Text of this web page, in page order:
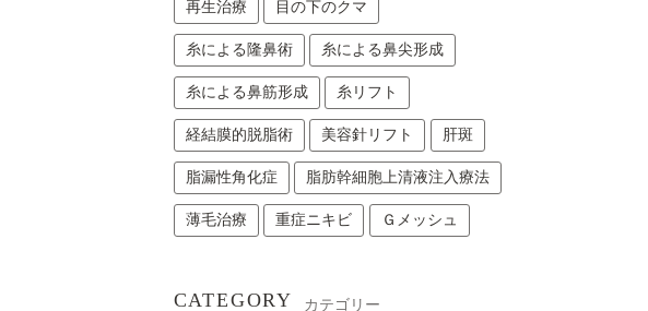
再生治療 目の下のクマ
糸による隆鼻術 糸による鼻尖形成
糸による鼻筋形成 糸リフト
経結膜的脱脂術 美容針リフト 肝斑
脂漏性角化症 脂肪幹細胞上清液注入療法
薄毛治療 重症ニキビ Ｇメッシュ
CATEGORY カテゴリー